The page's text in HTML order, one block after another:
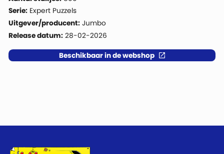
Serie: Expert Puzzels
Uitgever/producent: Jumbo
Release datum: 28-02-2026
Beschikbaar in de webshop